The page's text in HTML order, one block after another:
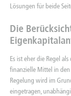
Lösungen für beide
Die
Es ist eher die Regel
finanzielle Mittel in
Regelung wird im
eingetragen,